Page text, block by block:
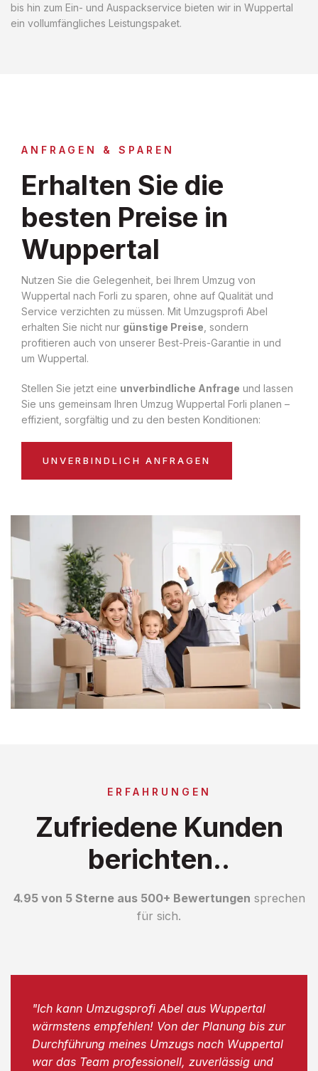
bis hin zum Ein- und Auspackservice bieten wir in Wuppertal
ein vollumfängliches Leistungspaket.
ANFRAGEN & SPAREN
Erhalten Sie die
besten Preise in
Wuppertal
Nutzen Sie die Gelegenheit, bei Ihrem Umzug von
Wuppertal nach Forli zu sparen, ohne auf Qualität und
Service verzichten zu müssen. Mit Umzugsprofi Abel
erhalten Sie nicht nur günstige Preise , sondern
profitieren auch von unserer Best-Preis-Garantie in und
um Wuppertal.
Stellen Sie jetzt eine unverbindliche Anfrage und lassen
Sie uns gemeinsam Ihren Umzug Wuppertal Forli planen –
effizient, sorgfältig und zu den besten Konditionen:
UNVERBINDLICH ANFRAGEN
ERFAHRUNGEN
Zufriedene Kunden
berichten..
4.95 von 5 Sterne aus 500+ Bewertungen sprechen
für sich.
"Ich kann Umzugsprofi Abel aus Wuppertal
wärmstens empfehlen! Von der Planung bis zur
Durchführung meines Umzugs nach Wuppertal
war das Team professionell, zuverlässig und